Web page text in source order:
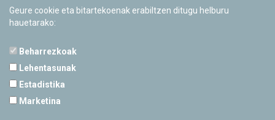
Geure cookie eta bitartekoenak erabiltzen ditugu helburu
hauetarako:
Beharrezkoak
Lehentasunak
Estadistika
Marketina